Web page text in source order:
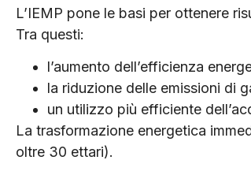
L’IEMP pone le basi per ottenere
Tra questi:
l’aumento dell’efficienza
la riduzione delle emissioni di
un utilizzo più efficiente
La trasformazione energetica
oltre 30 ettari).